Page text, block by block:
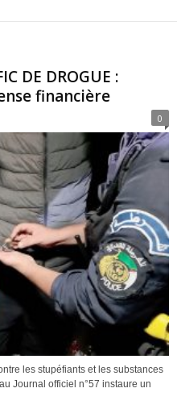
DE DROGUE :
financière
0
les stupéfiants et les substances
Journal officiel n°57 instaure un